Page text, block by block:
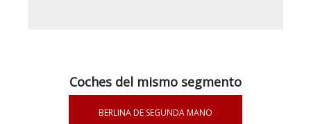
Coches del mismo segmento
BERLINA DE SEGUNDA MANO